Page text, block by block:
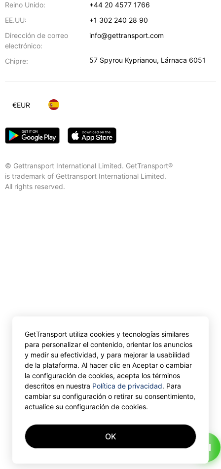
Reino Unido:
+44 20 4577 1766
EE.UU:
+1 302 240 28 90
Dirección de correo
electrónico:
info@gettransport.com
Chipre: 57 Spyrou Kyprianou, Lárnaca 6051
© Gettransport International Limited. GetTransport®
is trademark of Gettransport International Limited.
All rights reserved.
€EUR
GetTransport utiliza cookies y tecnologías similares
para personalizar el contenido, orientar los anuncios
y medir su efectividad, y para mejorar la usabilidad
de la plataforma. Al hacer clic en Aceptar o cambiar
la configuración de cookies, acepta los términos
descritos en nuestra Política de privacidad. Para
cambiar su configuración o retirar su consentimiento,
actualice su configuración de cookies.
OK
AI